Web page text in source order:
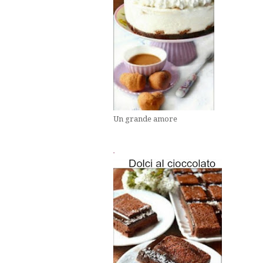
Un grande amore
.